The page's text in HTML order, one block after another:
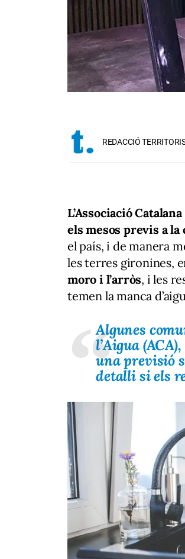
REDACCIÓ
L’Associació
els mesos previs a la
el país, i de manera
les terres gironines,
moro i l’arròs, i les
temen la manca
Algunes
l’Aigua
una previsió
detalli si els